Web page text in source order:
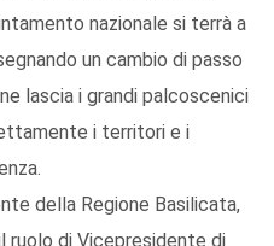
nazionale si terrà a
un cambio di passo
lascia i grandi palcoscenici
i territori e i
della Regione Basilicata,
ruolo di Vicepresidente di